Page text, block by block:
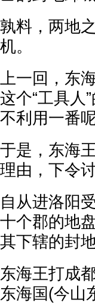
孰料，两地
机。
上一回，东
这个“工具人
不利用一番
于是，东海
理由，下令
自从进洛阳
十个郡的地
其下辖的封地
东海王打成
东海国(今山